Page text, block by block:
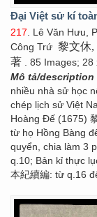
Đại Việt sử kí
217 . Lê Văn Hưu,
Công Trứ 黎文休,
著 . 85 Images; 28
Mô tả/description
nhiều nhà sử học
chép lịch sử Việt
Hoàng Đế (1675)
từ họ Hồng Bàng
quyển, chia làm 3
q.10; Bản kỉ thực
本紀續編: từ q.16